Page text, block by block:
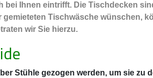
Ihnen eintrifft. Die Tischdecken
Tischwäsche wünschen,
wir Sie hierzu.
Stühle gezogen werden, um sie zu